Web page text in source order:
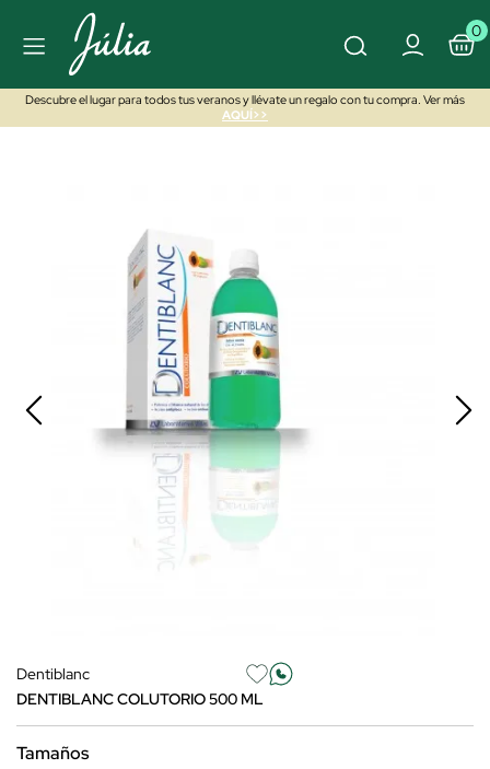
0
Descubre el lugar para todos tus veranos y llévate un regalo con tu compra. Ver más
AQUÍ>>
Dentiblanc
DENTIBLANC COLUTORIO 500 ML
Tamaños